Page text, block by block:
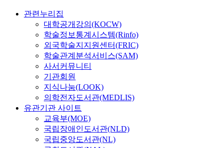
관련누리집
대학공개강의(KOCW)
학술정보통계시스템(Rinfo)
외국학술지지원센터(FRIC)
학술관계분석서비스(SAM)
사서커뮤니티
기관회원
지식나눔(LOOK)
의학전자도서관(MEDLIS)
유관기관 사이트
교육부(MOE)
국립장애인도서관(NLD)
국립중앙도서관(NL)